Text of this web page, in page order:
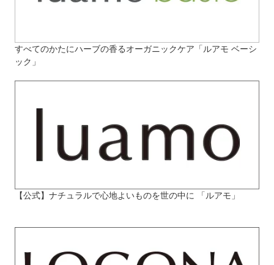
すべてのかたにハーブの香るオーガニックケア「ルアモ ベーシ
ック」
【公式】ナチュラルで心地よいものを世の中に 「ルアモ」